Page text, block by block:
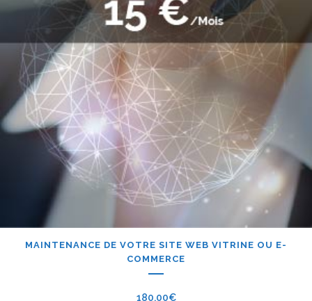
MAINTENANCE DE VOTRE SITE WEB VITRINE OU E-
COMMERCE
180,00€